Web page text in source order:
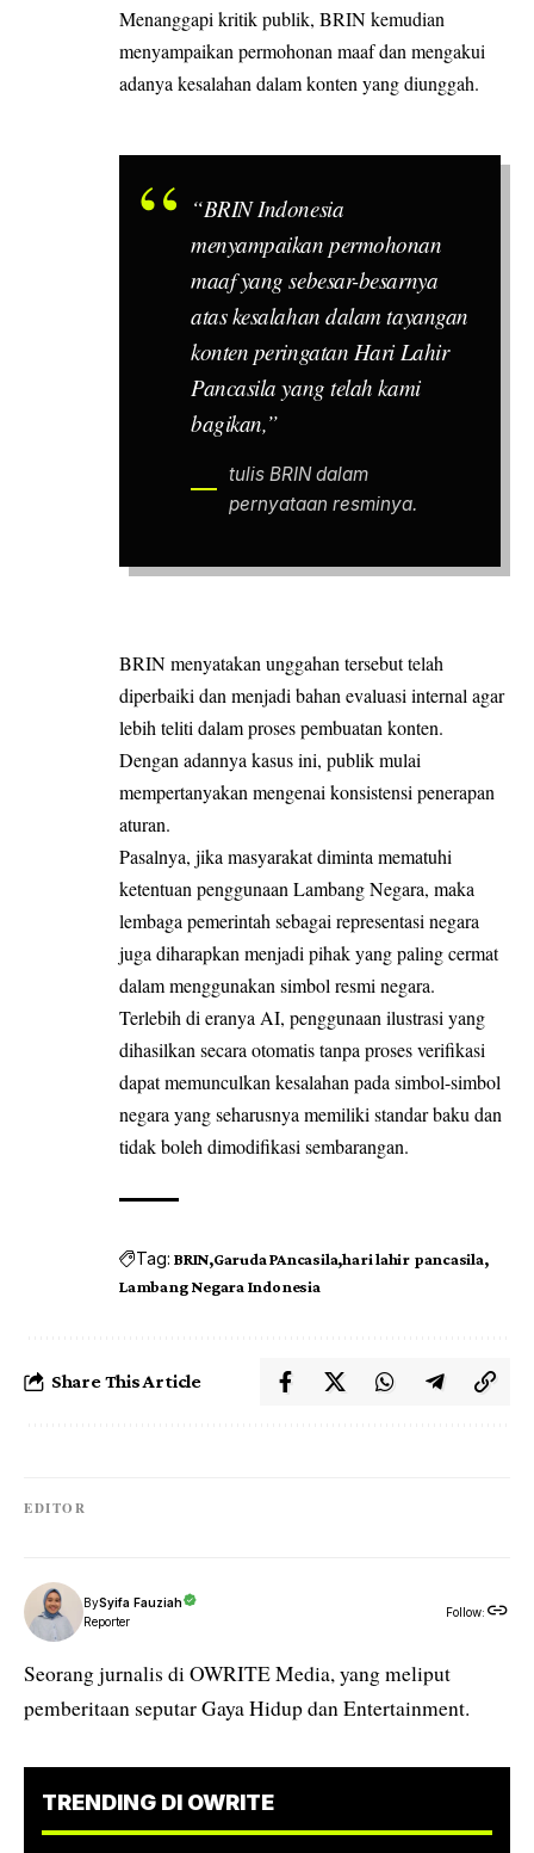
Menanggapi kritik publik, BRIN kemudian
menyampaikan permohonan maaf dan mengakui
adanya kesalahan dalam konten yang diunggah.
“BRIN Indonesia
menyampaikan permohonan
maaf yang sebesar-besarnya
atas kesalahan dalam tayangan
konten peringatan Hari Lahir
Pancasila yang telah kami
bagikan,”
tulis BRIN dalam
pernyataan resminya.
BRIN menyatakan unggahan tersebut telah
diperbaiki dan menjadi bahan evaluasi internal agar
lebih teliti dalam proses pembuatan konten.
Dengan adannya kasus ini, publik mulai
mempertanyakan mengenai konsistensi penerapan
aturan.
Pasalnya, jika masyarakat diminta mematuhi
ketentuan penggunaan Lambang Negara, maka
lembaga pemerintah sebagai representasi negara
juga diharapkan menjadi pihak yang paling cermat
dalam menggunakan simbol resmi negara.
Terlebih di eranya AI, penggunaan ilustrasi yang
dihasilkan secara otomatis tanpa proses verifikasi
dapat memunculkan kesalahan pada simbol-simbol
negara yang seharusnya memiliki standar baku dan
tidak boleh dimodifikasi sembarangan.
Tag: BRIN Garuda PAncasila hari lahir pancasila
Lambang Negara Indonesia
Share This Article
EDITOR
BySyifa Fauziah
Reporter
Follow:
Seorang jurnalis di OWRITE Media, yang meliput
pemberitaan seputar Gaya Hidup dan Entertainment.
TRENDING DI OWRITE